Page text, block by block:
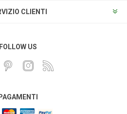
CLIENTI
FOLLOW US